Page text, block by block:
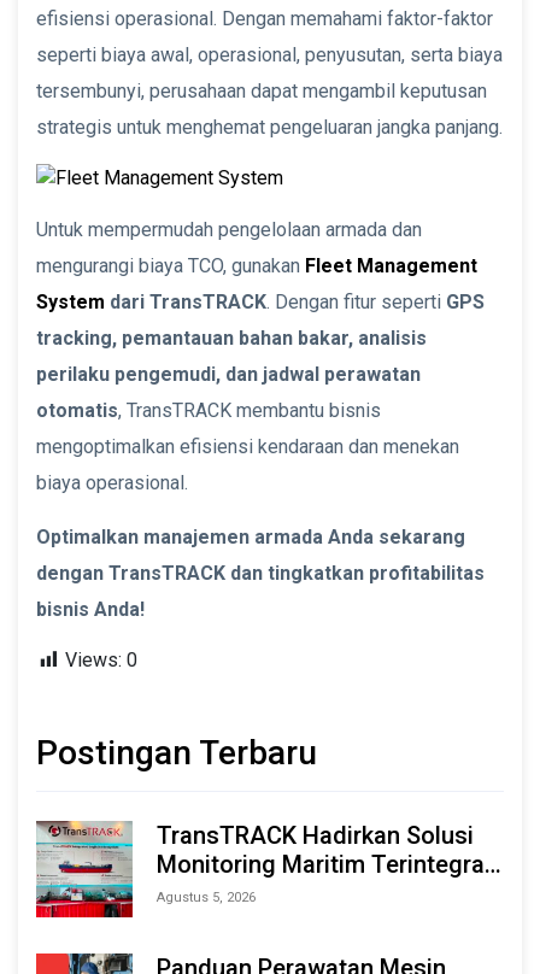
efisiensi operasional. Dengan memahami faktor-faktor
seperti biaya awal, operasional, penyusutan, serta biaya
tersembunyi, perusahaan dapat mengambil keputusan
strategis untuk menghemat pengeluaran jangka panjang.
Untuk mempermudah pengelolaan armada dan
mengurangi biaya TCO, gunakan Fleet Management
System dari TransTRACK. Dengan fitur seperti GPS
tracking, pemantauan bahan bakar, analisis
perilaku pengemudi, dan jadwal perawatan
otomatis, TransTRACK membantu bisnis
mengoptimalkan efisiensi kendaraan dan menekan
biaya operasional.
Optimalkan manajemen armada Anda sekarang
dengan TransTRACK dan tingkatkan profitabilitas
bisnis Anda!
Views: 0
Postingan Terbaru
TransTRACK Hadirkan Solusi
Monitoring Maritim Terintegrasi
Berbasis AI & IoT di Indonesia
Agustus 5, 2026
Panduan Perawatan Mesin